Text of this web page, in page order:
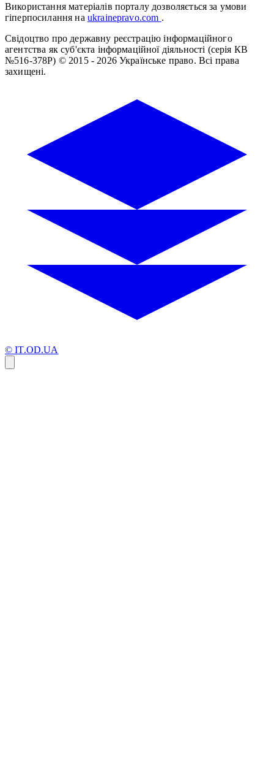
Використання матеріалів порталу дозволяється за умови
гіперпосилання на ukrainepravo.com .
Свідоцтво про державну реєстрацію інформаційного
агентства як суб'єкта інформаційної діяльності (серія КВ
№516-378Р) © 2015 - 2026 Українське право. Всі права
захищені.
© IT.OD.UA